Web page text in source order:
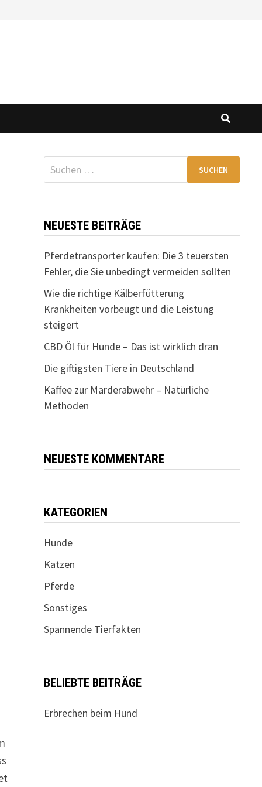
Suchen
nach:
NEUESTE BEITRÄGE
Pferdetransporter kaufen: Die 3 teuersten
Fehler, die Sie unbedingt vermeiden sollten
Wie die richtige Kälberfütterung
Krankheiten vorbeugt und die Leistung
steigert
CBD Öl für Hunde – Das ist wirklich dran
Die giftigsten Tiere in Deutschland
Kaffee zur Marderabwehr – Natürliche
Methoden
NEUESTE KOMMENTARE
KATEGORIEN
Hunde
Katzen
Pferde
Sonstiges
Spannende Tierfakten
BELIEBTE BEITRÄGE
Erbrechen beim Hund